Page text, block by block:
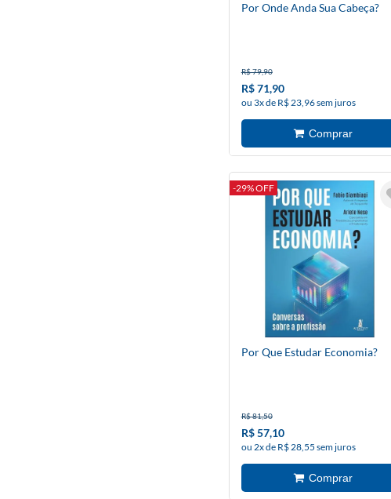
Por Onde Anda Sua Cabeça?
R$ 79,90
R$ 71,90
ou 3x de R$ 23,96 sem juros
-29% OFF
Por Que Estudar Economia?
R$ 81,50
R$ 57,10
ou 2x de R$ 28,55 sem juros